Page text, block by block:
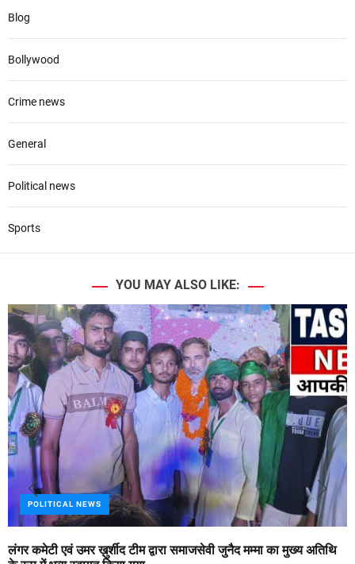
Blog
Bollywood
Crime news
General
Political news
Sports
YOU MAY ALSO LIKE:
POLITICAL NEWS
लंगर कमेटी एवं उमर ख़ुर्शीद टीम द्वारा समाजसेवी जुनैद मम्मा का मुख्य अतिथि